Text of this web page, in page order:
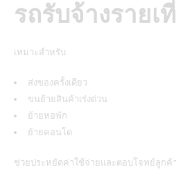
รถรับจ้างรายเ
เหมาะสำหรับ
ส่งของครั้งเดียว
ขนย้ายสินค้าเร่งด่วน
ย้ายหอพัก
ย้ายคอนโด
ช่วยประหยัดค่าใช้จ่ายและตอบโจทย์ลูกค้